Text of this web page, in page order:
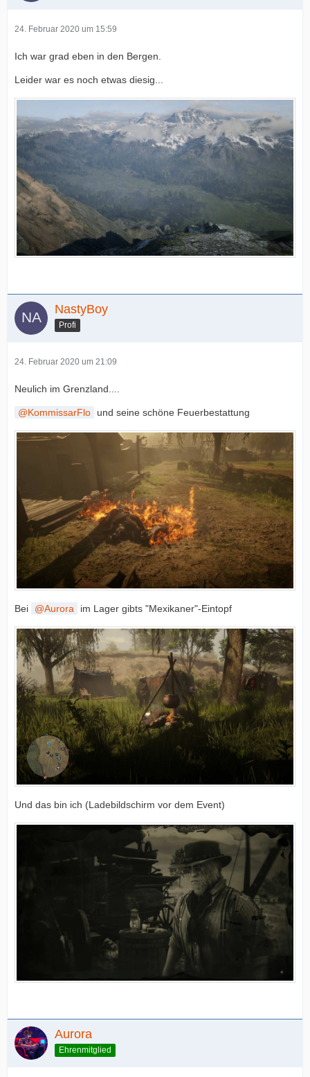
24. Februar 2020 um 15:59
Ich war grad eben in den Bergen.
Leider war es noch etwas diesig...
NastyBoy
Profi
24. Februar 2020 um 21:09
Neulich im Grenzland....
KommissarFlo und seine schöne Feuerbestattung
Bei Aurora im Lager gibts "Mexikaner"-Eintopf
Und das bin ich (Ladebildschirm vor dem Event)
Aurora
Ehrenmitglied